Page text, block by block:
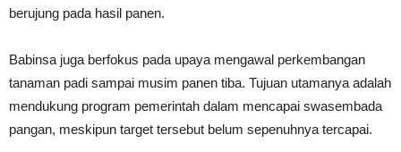
berujung pada hasil panen.
Babinsa juga berfokus pada upaya mengawal perkembangan
tanaman padi sampai musim panen tiba. Tujuan utamanya adalah
mendukung program pemerintah dalam mencapai swasembada
pangan, meskipun target tersebut belum sepenuhnya tercapai.